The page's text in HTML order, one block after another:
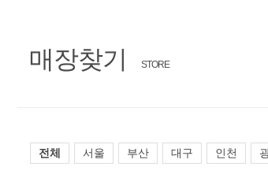
매장찾기 STORE
전체 서울 부산 대구 인천